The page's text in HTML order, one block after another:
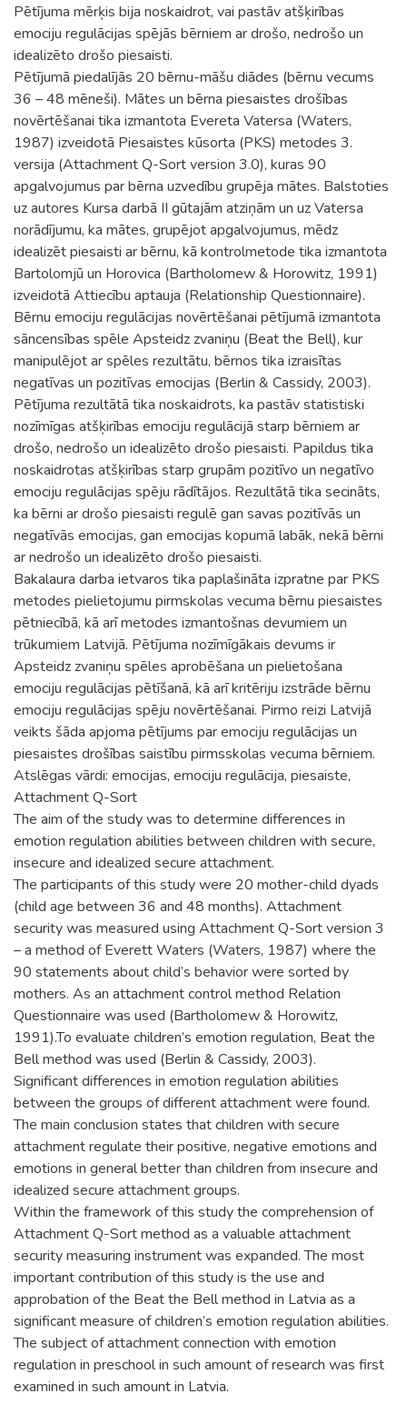
Pētījuma mērķis bija noskaidrot, vai pastāv atšķirības
emociju regulācijas spējās bērniem ar drošo, nedrošo un
idealizēto drošo piesaisti.
Pētījumā piedalījās 20 bērnu-māšu diādes (bērnu vecums
36 – 48 mēneši). Mātes un bērna piesaistes drošības
novērtēšanai tika izmantota Evereta Vatersa (Waters,
1987) izveidotā Piesaistes kūsorta (PKS) metodes 3.
versija (Attachment Q-Sort version 3.0), kuras 90
apgalvojumus par bērna uzvedību grupēja mātes. Balstoties
uz autores Kursa darbā II gūtajām atziņām un uz Vatersa
norādījumu, ka mātes, grupējot apgalvojumus, mēdz
idealizēt piesaisti ar bērnu, kā kontrolmetode tika izmantota
Bartolomjū un Horovica (Bartholomew & Horowitz, 1991)
izveidotā Attiecību aptauja (Relationship Questionnaire).
Bērnu emociju regulācijas novērtēšanai pētījumā izmantota
sāncensības spēle Apsteidz zvaniņu (Beat the Bell), kur
manipulējot ar spēles rezultātu, bērnos tika izraisītas
negatīvas un pozitīvas emocijas (Berlin & Cassidy, 2003).
Pētījuma rezultātā tika noskaidrots, ka pastāv statistiski
nozīmīgas atšķirības emociju regulācijā starp bērniem ar
drošo, nedrošo un idealizēto drošo piesaisti. Papildus tika
noskaidrotas atšķirības starp grupām pozitīvo un negatīvo
emociju regulācijas spēju rādītājos. Rezultātā tika secināts,
ka bērni ar drošo piesaisti regulē gan savas pozitīvās un
negatīvās emocijas, gan emocijas kopumā labāk, nekā bērni
ar nedrošo un idealizēto drošo piesaisti.
Bakalaura darba ietvaros tika paplašināta izpratne par PKS
metodes pielietojumu pirmskolas vecuma bērnu piesaistes
pētniecībā, kā arī metodes izmantošnas devumiem un
trūkumiem Latvijā. Pētījuma nozīmīgākais devums ir
Apsteidz zvaniņu spēles aprobēšana un pielietošana
emociju regulācijas pētīšanā, kā arī kritēriju izstrāde bērnu
emociju regulācijas spēju novērtēšanai. Pirmo reizi Latvijā
veikts šāda apjoma pētījums par emociju regulācijas un
piesaistes drošības saistību pirmsskolas vecuma bērniem.
Atslēgas vārdi: emocijas, emociju regulācija, piesaiste,
Attachment Q-Sort
The aim of the study was to determine differences in
emotion regulation abilities between children with secure,
insecure and idealized secure attachment.
The participants of this study were 20 mother-child dyads
(child age between 36 and 48 months). Attachment
security was measured using Attachment Q-Sort version 3
– a method of Everett Waters (Waters, 1987) where the
90 statements about child’s behavior were sorted by
mothers. As an attachment control method Relation
Questionnaire was used (Bartholomew & Horowitz,
1991).To evaluate children’s emotion regulation, Beat the
Bell method was used (Berlin & Cassidy, 2003).
Significant differences in emotion regulation abilities
between the groups of different attachment were found.
The main conclusion states that children with secure
attachment regulate their positive, negative emotions and
emotions in general better than children from insecure and
idealized secure attachment groups.
Within the framework of this study the comprehension of
Attachment Q-Sort method as a valuable attachment
security measuring instrument was expanded. The most
important contribution of this study is the use and
approbation of the Beat the Bell method in Latvia as a
significant measure of children’s emotion regulation abilities.
The subject of attachment connection with emotion
regulation in preschool in such amount of research was first
examined in such amount in Latvia.